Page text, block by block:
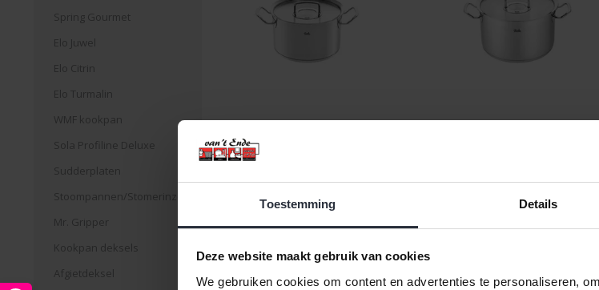
Toestemming Details
Deze website maakt gebruik van cookies
We gebruiken cookies om content en advertenties te personaliseren,
Spring Gourmet
Elo Juwel
Elo Citrin
Elo Turmalin
WMF kookpan
Sola Profiline Deluxe
Sudderplaten
Stoompannen/Stomerinzet
Mr. Gripper
Kookpan deksels
Afgietdeksel
Kookpan 24cm Original Profi RVS
€149,00 Incl. btw
€123,14 Excl. btw
Beschikbaar
€215,00 Incl. btw
Beschikbaar